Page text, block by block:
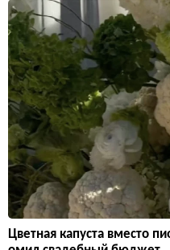
Цветная капуста вместо